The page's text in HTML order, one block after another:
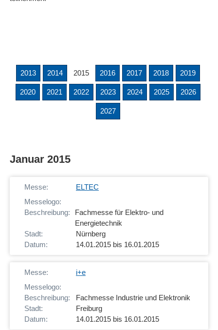
2013 2014 2015 2016 2017 2018 2019
2020 2021 2022 2023 2024 2025 2026
2027
Januar 2015
ELTEC
Fachmesse für Elektro- und
Energietechnik
Nürnberg
14.01.2015 bis 16.01.2015
i+e
Fachmesse Industrie und Elektronik
Freiburg
14.01.2015 bis 16.01.2015